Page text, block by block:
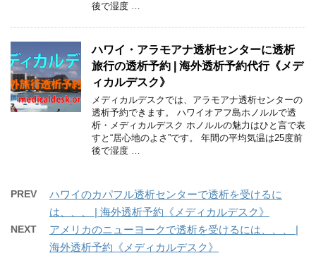
後で湿度 …
ハワイ・アラモアナ透析センターに透析
旅行の透析予約 | 海外透析予約代行《メデ
ィカルデスク》
メディカルデスクでは、アラモアナ透析センターの
透析予約できます。 ハワイオアフ島ホノルルで透
析・メディカルデスク ホノルルの魅力はひと言で表
すと“居心地のよさ”です。 年間の平均気温は25度前
後で湿度 …
PREV
ハワイのカパフル透析センターで透析を受けるに
は、、、 | 海外透析予約《メディカルデスク》
NEXT
アメリカのニューヨークで透析を受けるには、、、 |
海外透析予約《メディカルデスク》